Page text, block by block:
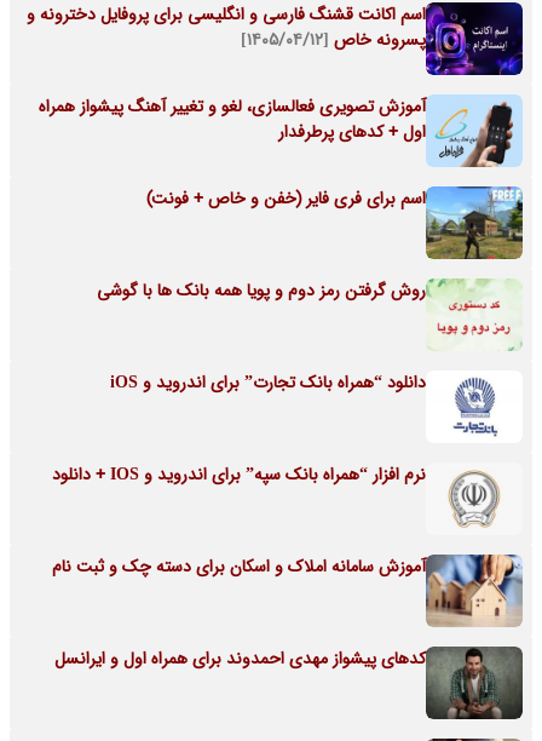
اسم اکانت قشنگ فارسی و انگلیسی برای پروفایل دخترونه و
پسرونه خاص [۱۴۰۵/۰۴/۱۲]
آموزش تصویری فعالسازی، لغو و تغییر آهنگ پیشواز همراه
اول + کدهای پرطرفدار
اسم برای فری فایر (خفن و خاص + فونت)
روش گرفتن رمز دوم و پویا همه بانک ها با گوشی
دانلود “همراه بانک تجارت” برای اندروید و iOS
نرم افزار “همراه بانک سپه” برای اندروید و IOS + دانلود
آموزش سامانه املاک و اسکان برای دسته چک و ثبت نام
کدهای پیشواز مهدی احمدوند برای همراه اول و ایرانسل